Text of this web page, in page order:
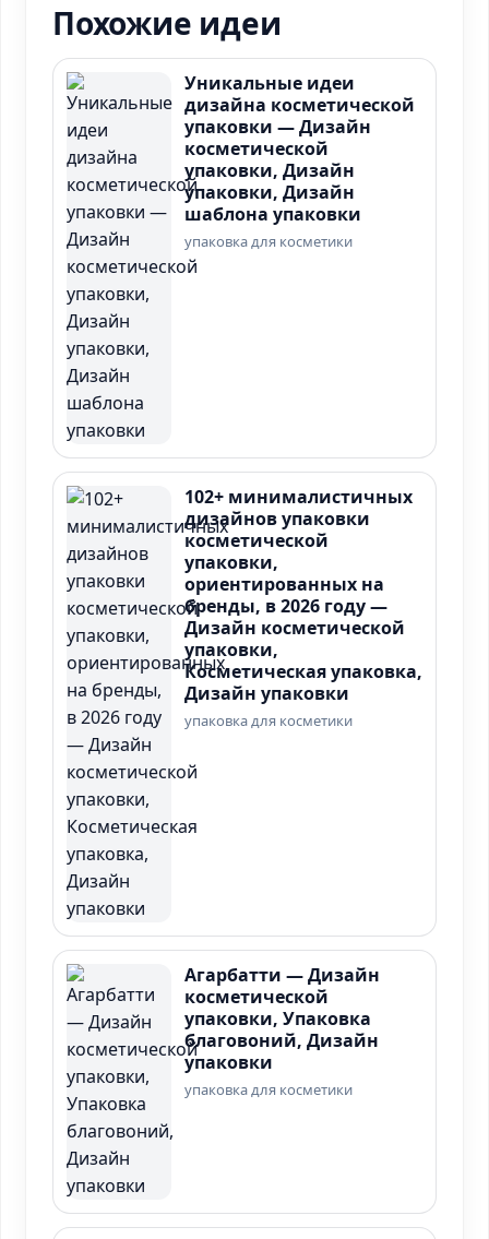
Похожие идеи
Уникальные идеи
дизайна косметической
упаковки — Дизайн
косметической
упаковки, Дизайн
упаковки, Дизайн
шаблона упаковки
упаковка для косметики
102+ минималистичных
дизайнов упаковки
косметической
упаковки,
ориентированных на
бренды, в 2026 году —
Дизайн косметической
упаковки,
Косметическая упаковка,
Дизайн упаковки
упаковка для косметики
Агарбатти — Дизайн
косметической
упаковки, Упаковка
благовоний, Дизайн
упаковки
упаковка для косметики